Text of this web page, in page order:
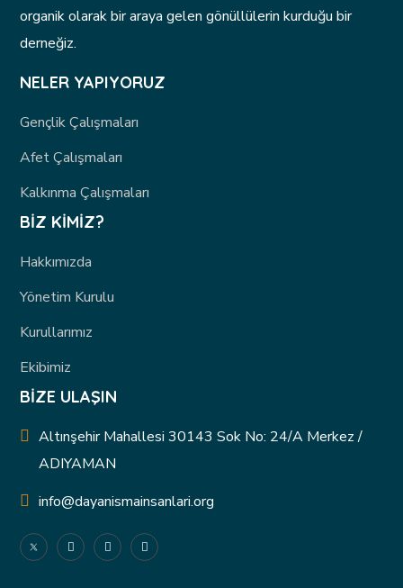
organik olarak bir araya gelen gönüllülerin kurduğu bir
derneğiz.
NELER YAPIYORUZ
Gençlik Çalışmaları
Afet Çalışmaları
Kalkınma Çalışmaları
BIZ KIMIZ?
Hakkımızda
Yönetim Kurulu
Kurullarımız
Ekibimiz
BIZE ULAŞIN
Altınşehir Mahallesi 30143 Sok No: 24/A Merkez /
ADIYAMAN
info@dayanismainsanlari.org